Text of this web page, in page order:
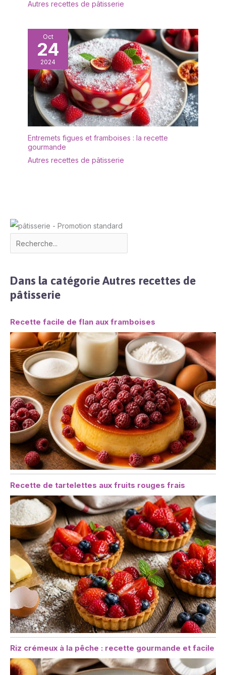
belle vaisselle.
Autres recettes de pâtisserie
Oct
24
2024
Entremets figues et framboises : la recette
gourmande
Autres recettes de pâtisserie
Dans la catégorie Autres recettes de
pâtisserie
Recette facile de flan aux framboises
Recette de tartelettes aux fruits rouges frais
Riz crémeux à la pêche : recette gourmande et facile